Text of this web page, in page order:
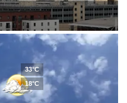
33°C
18°C